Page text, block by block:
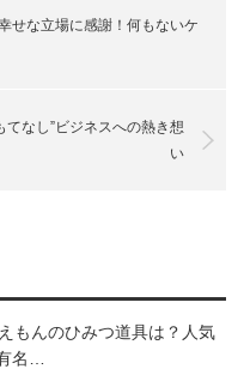
せな立場に感謝！何もないケ
なし”ビジネスへの熱き想
い
もんのひみつ道具は？人気
名…